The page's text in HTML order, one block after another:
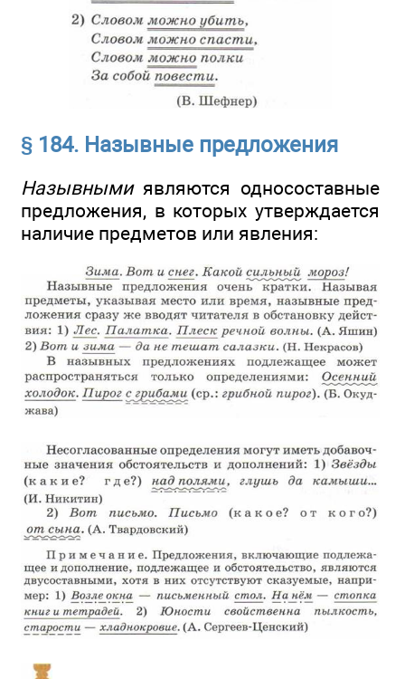
§ 184. Назывные предложения
Назывнымиявляются односоставные
предложения, в которых утверждается
наличие предметов или явления: